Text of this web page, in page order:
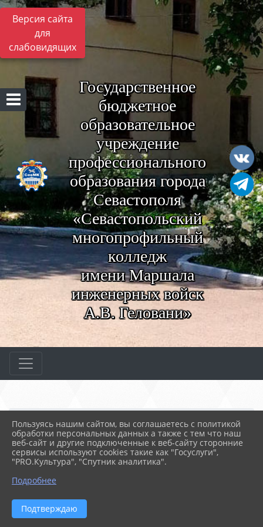
Версия сайта
для
слабовидящих
Государственное
бюджетное
образовательное
учреждение
профессионального
образования города
Севастополя
«Севастопольский
многопрофильный
колледж
имени Маршала
инженерных войск
А.В. Геловани»
Главная МЕРОПРИЯТИЯ Новости Объявление
11.02.2026 10:14
ОБЪЯВЛЕНИЕ
Пользуясь нашим сайтом, вы соглашаетесь с политикой
обработки персональных данных а также с тем что наш
веб-сайт и другие подключенные к веб-сайту сторонние
сервисы используют cookies такие как "Госуслуги",
"PRO.Культура", "Спутник аналитика".
Подробнее
Подтверждаю